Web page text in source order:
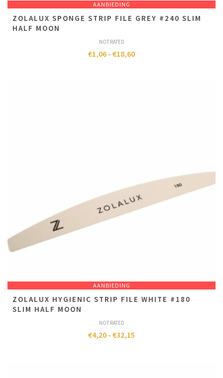
AANBIEDING
ZOLALUX SPONGE STRIP FILE GREY #240 SLIM
HALF MOON
NOT RATED
€1,06 - €18,60
AANBIEDING
ZOLALUX HYGIENIC STRIP FILE WHITE #180
SLIM HALF MOON
NOT RATED
€4,20 - €32,15